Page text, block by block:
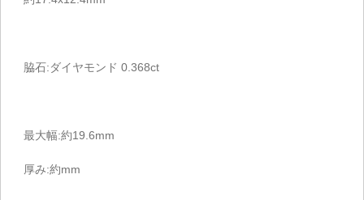
脇石:ダイヤモンド 0.368ct
最大幅:約19.6mm
厚み:約mm